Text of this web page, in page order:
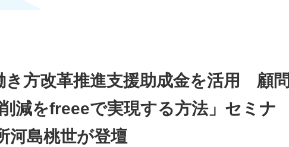
き方改革推進支援助成金を活用 顧問
減をfreeeで実現する方法」セミナ
河島桃世が登壇